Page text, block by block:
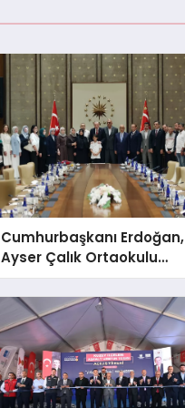
Cumhurbaşkanı Erdoğan,
Ayser Çalık Ortaokulu
Şehitlerinin Aileleriyle Bir
Araya Geldi